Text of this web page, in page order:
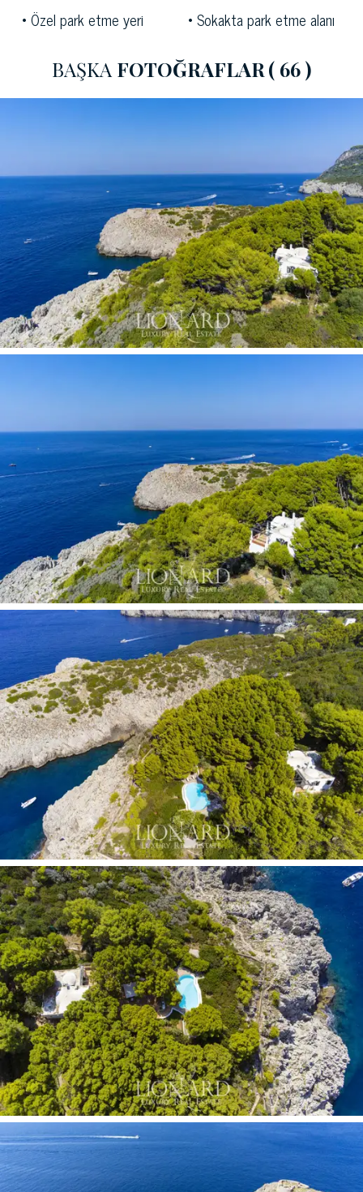
adalarına bakan geniş teraslar ve kalın bir çam ormanı ile
Özel park etme yeri
Sokakta park etme alanı
BAŞKA FOTOĞRAFLAR( 66 )